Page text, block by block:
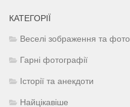
КАТЕГОРІЇ
Веселі зображення та фото
Гарні фотографії
Історії та анекдоти
Найцікавіше